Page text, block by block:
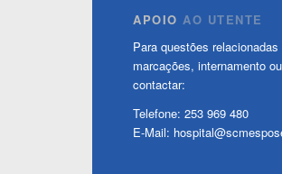
APOIO AO UTENTE
Para questões
marcações, internamento
contactar:
Telefone: 253 969 480
E-Mail: